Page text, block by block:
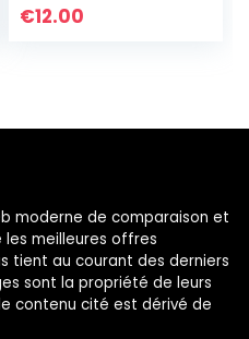
D’amitié En Perle
€12.00
moderne de comparaison et
les meilleures offres
tient au courant des derniers
sont la propriété de leurs
contenu cité est dérivé de